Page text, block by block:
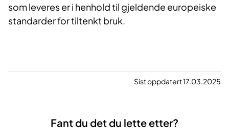
som leveres er i henhold til gjeldende europeiske
standarder for tiltenkt bruk.
Sist oppdatert 17.03.2025
Fant du det du lette etter?